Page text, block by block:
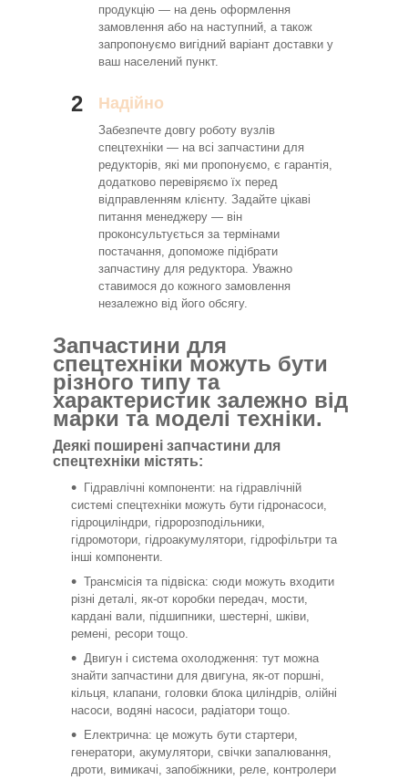
продукцію — на день оформлення
замовлення або на наступний, а також
запропонуємо вигідний варіант доставки у
ваш населений пункт.
2 Надійно
Забезпечте довгу роботу вузлів
спецтехніки — на всі запчастини для
редукторів, які ми пропонуємо, є гарантія,
додатково перевіряємо їх перед
відправленням клієнту. Задайте цікаві
питання менеджеру — він
проконсультується за термінами
постачання, допоможе підібрати
запчастину для редуктора. Уважно
ставимося до кожного замовлення
незалежно від його обсягу.
Запчастини для
спецтехніки можуть бути
різного типу та
характеристик залежно від
марки та моделі техніки.
Деякі поширені запчастини для
спецтехніки містять:
Гідравлічні компоненти: на гідравлічній
системі спецтехніки можуть бути гідронасоси,
гідроциліндри, гідророзподільники,
гідромотори, гідроакумулятори, гідрофільтри та
інші компоненти.
Трансмісія та підвіска: сюди можуть входити
різні деталі, як-от коробки передач, мости,
кардані вали, підшипники, шестерні, шківи,
ремені, ресори тощо.
Двигун і система охолодження: тут можна
знайти запчастини для двигуна, як-от поршні,
кільця, клапани, головки блока циліндрів, олійні
насоси, водяні насоси, радіатори тощо.
Електрична: це можуть бути стартери,
генератори, акумулятори, свічки запалювання,
дроти, вимикачі, запобіжники, реле, контролери